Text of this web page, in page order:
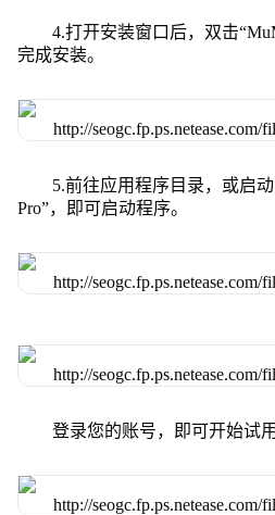
4.打开安装窗口后，双击
完成安装。
5.前往应用程序目录，或启
Pro”，即可启动程序。
登录您的账号，即可开始试